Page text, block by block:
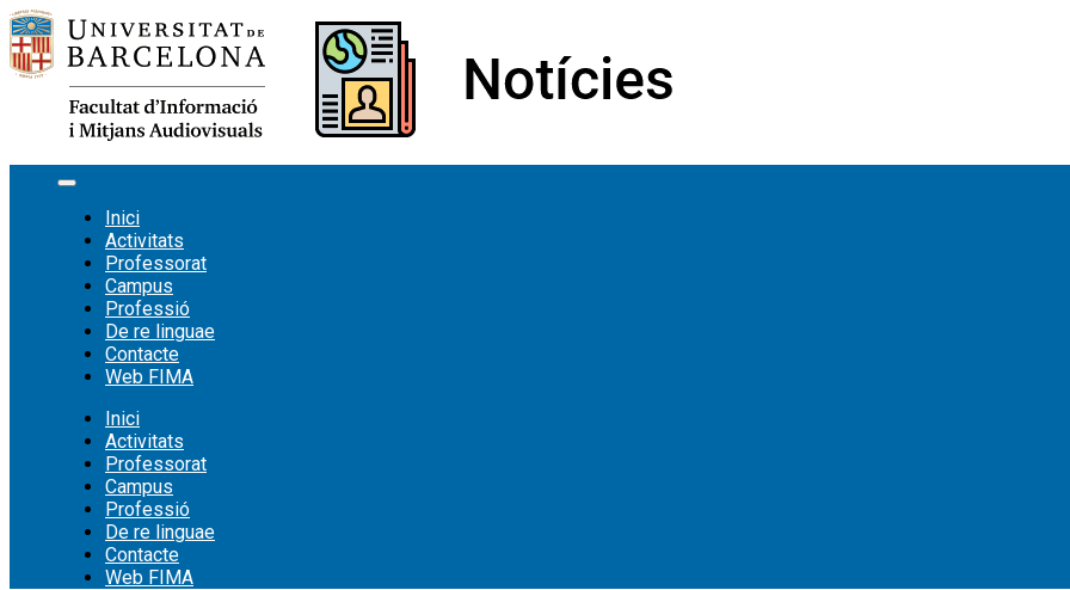
Vés
al
contingut
Inici
Activitats
Professorat
Campus
Professió
De re linguae
Contacte
Web FIMA
Inici
Activitats
Professorat
Campus
Professió
De re linguae
Contacte
Web FIMA